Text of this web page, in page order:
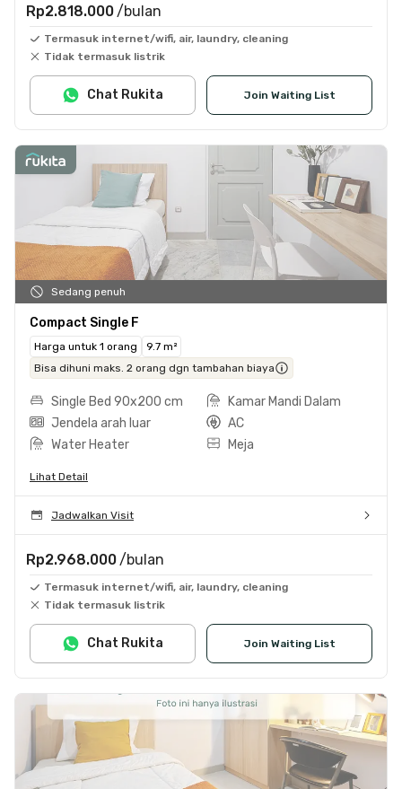
Rp2.818.000 /bulan
Termasuk internet/wifi, air, laundry, cleaning
Tidak termasuk listrik
Join Waiting List
Chat Rukita
Sedang penuh
Compact Single F
Harga untuk 1 orang
9.7 m²
Bisa dihuni maks. 2 orang dgn tambahan biaya
Single Bed 90x200 cm
Kamar Mandi Dalam
Jendela arah luar
AC
Water Heater
Meja
Lihat Detail
Jadwalkan Visit
Rp2.968.000 /bulan
Termasuk internet/wifi, air, laundry, cleaning
Tidak termasuk listrik
Join Waiting List
Chat Rukita